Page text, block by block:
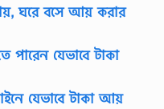
ঘরে বসে আয় করার
পারেন যেভাবে টাকা
যেভাবে টাকা আয়